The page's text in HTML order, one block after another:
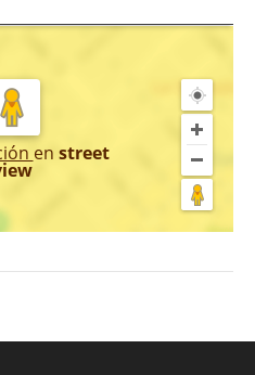
en street